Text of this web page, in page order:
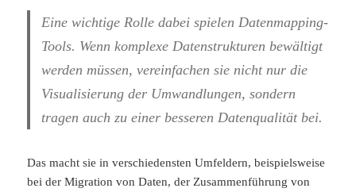
Eine wichtige Rolle dabei spielen Datenmapping-
Tools. Wenn komplexe Datenstrukturen bewältigt
werden müssen, vereinfachen sie nicht nur die
Visualisierung der Umwandlungen, sondern
tragen auch zu einer besseren Datenqualität bei.
Das macht sie in verschiedensten Umfeldern, beispielsweise
bei der Migration von Daten, der Zusammenführung von